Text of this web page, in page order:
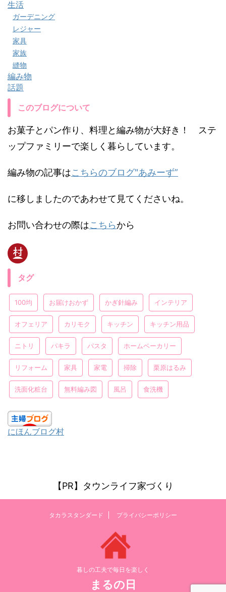
生活
ガーデニング
レジャー
家具
家族
縫物
編み物
話題
このブログについて
お菓子とパン作り、料理と編み物が大好き！ ステ
ップファミリーで楽しく暮らしています。
編み物の記事はこちらのブログ"あみーず”
に移しましたのであわせて見てくださいね。
お問い合わせの際はこちらから
タグ
100均 お届けおかず かぎ針編み インテリア
オフェリア カリモク キッチン キッチン用品
ニトリ パキラ パスタ ホームベーカリー
リフォーム 家具 家電 掃除 栗原はるみ
洗面化粧台 無料編み図 風呂 食洗機
にほんブログ村
【PR】タウンライフ家づくり
タカラスタンダード プライバシーポリシー
暮しの工夫で毎日を楽しく
まるの日